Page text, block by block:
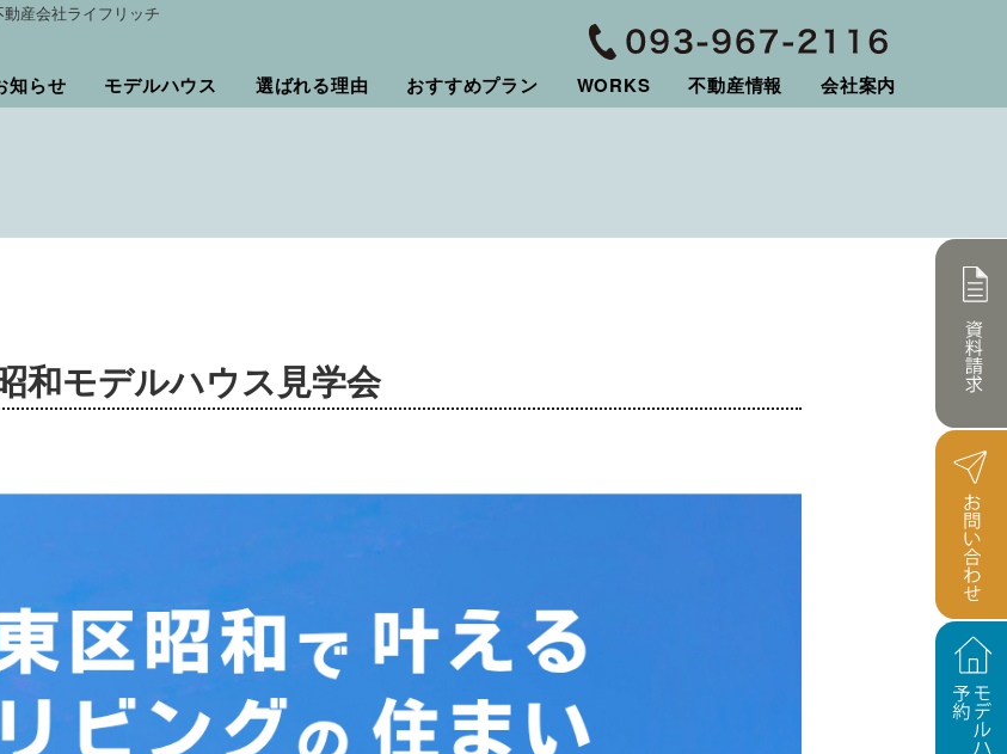
産会社ライフリッチ
知らせ モデルハウス 選ばれる理由 おすすめプラン WORKS 不動産情報 会社案内
和モデルハウス見学会